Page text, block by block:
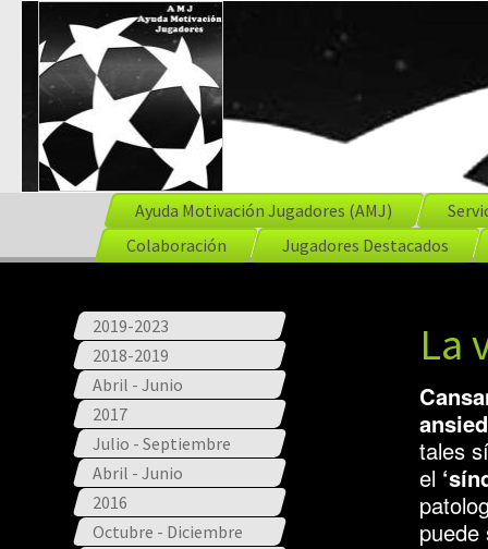
Ayuda Motivación Jugadores (AMJ)
Colaboración
Jugadores Destacados
2019-2023
2018-2019
Abril - Junio
2017
Julio - Septiembre
Abril - Junio
2016
Octubre - Diciembre
La
tales
el
puede